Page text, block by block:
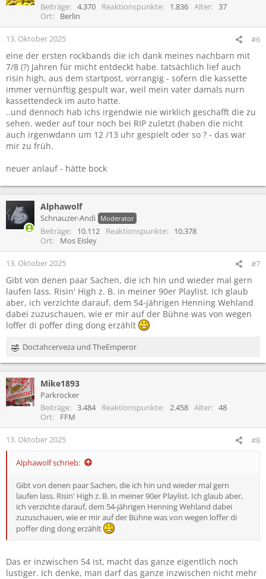
Beiträge
4.370 Reaktionspunkte 1.836 Alter
37
Ort
Berlin
13. Oktober 2025 #6
eine der ersten rockbands die ich dank meines nachbarn mit
7/8 (?) Jahren für micht entdeckt habe. tatsächlich lief auch
risin high, aus dem startpost, vorrangig - sofern die kassette
immer vernünftig gespult war, weil mein vater damals nurn
kassettendeck im auto hatte.
..und dennoch hab ichs irgendwie nie wirklich geschafft die zu
sehen. weder auf tour noch bei RIP zuletzt (haben die nicht
auch irgenwdann um 12 /13 uhr gespielt oder so ? - das war
mir zu früh.
neuer anlauf - hätte bock
Alphawolf
Schnauzer-Andi Moderator
Beiträge 10.112 Reaktionspunkte
10.378
Ort
Mos Eisley
13. Oktober 2025 #7
Gibt von denen paar Sachen, die ich hin und wieder mal gern
laufen lass. Risin' High z. B. in meiner 90er Playlist. Ich glaub
aber, ich verzichte darauf, dem 54-jährigen Henning Wehland
dabei zuzuschauen, wie er mir auf der Bühne was von wegen
loffer di poffer ding dong erzählt
R
e
k
t
i
n
e
Doctahcerveza und TheEmperor
Mike1893
Parkrocker
Beiträge
3.484 Reaktionspunkte 2.458 Alter
48
Ort
FFM
13. Oktober 2025 #8
Alphawolf schrieb:
Gibt von denen paar Sachen, die ich hin und wieder mal gern
laufen lass. Risin' High z. B. in meiner 90er Playlist. Ich glaub aber,
ich verzichte darauf, dem 54-jährigen Henning Wehland dabei
zuzuschauen, wie er mir auf der Bühne was von wegen loffer di
poffer ding dong erzählt
Das er inzwischen 54 ist, macht das ganze eigentlich noch
lustiger. Ich denke, man darf das ganze inzwischen nicht mehr